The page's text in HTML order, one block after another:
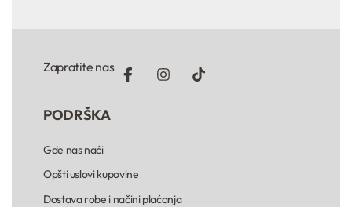
Zapratite nas
PODRŠKA
Gde nas naći
Opšti uslovi kupovine
Dostava robe i načini plaćanja